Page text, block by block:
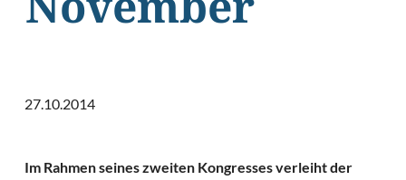
November
27.10.2014
Im Rahmen seines zweiten Kongresses verleiht der